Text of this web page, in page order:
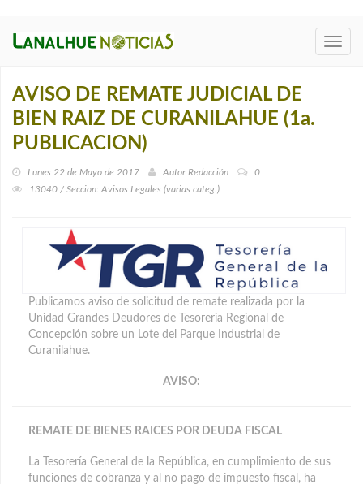
AVISO DE REMATE JUDICIAL DE
BIEN RAIZ DE CURANILAHUE (1a.
PUBLICACION)
Lunes 22 de Mayo de 2017 Autor Redacción
0
13040 / Seccion: Avisos Legales (varias categ.)
Publicamos aviso de solicitud de remate realizada por la
Unidad Grandes Deudores de Tesoreria Regional de
Concepción sobre un Lote del Parque Industrial de
Curanilahue.
AVISO:
REMATE DE BIENES RAICES POR DEUDA FISCAL
La Tesorería General de la República, en cumplimiento de sus
funciones de cobranza y al no pago de impuesto fiscal, ha